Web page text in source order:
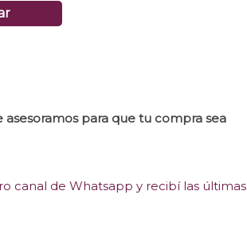
asesoramos para que tu compra sea
canal de Whatsapp y recibí las últimas